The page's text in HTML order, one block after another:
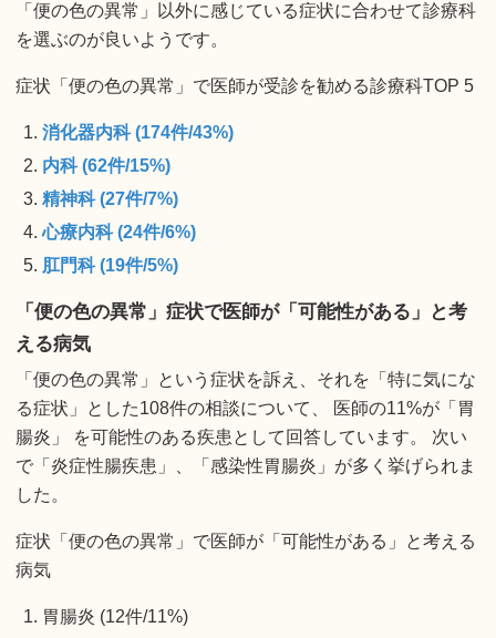
「便の色の異常」以外に感じている症状に合わせて診療科
を選ぶのが良いようです。
症状「便の色の異常」で医師が受診を勧める診療科TOP 5
消化器内科 (174件/43%)
内科 (62件/15%)
精神科 (27件/7%)
心療内科 (24件/6%)
肛門科 (19件/5%)
「便の色の異常」症状で医師が「可能性がある」と考
える病気
「便の色の異常」という症状を訴え、それを「特に気にな
る症状」とした108件の相談について、 医師の11%が「胃
腸炎」 を可能性のある疾患として回答しています。 次い
で「炎症性腸疾患」、「感染性胃腸炎」が多く挙げられま
した。
症状「便の色の異常」で医師が「可能性がある」と考える
病気
胃腸炎 (12件/11%)